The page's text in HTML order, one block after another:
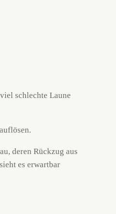
schlechte Laune
deren Rückzug aus
es erwartbar